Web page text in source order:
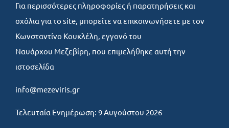
Για περισσότερες πληροφορίες ή παρατηρήσεις και
σχόλια για το site, μπορείτε να επικοινωνήσετε με τον
Κωνσταντίνο Κουκλέλη, εγγονό του
Ναυάρχου Μεζεβίρη, που επιμελήθηκε αυτή την
ιστοσελίδα
info@mezeviris.gr
Τελευταία Ενημέρωση: 9 Αυγούστου 2026